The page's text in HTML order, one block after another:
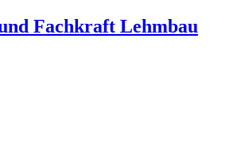
Fachkraft Lehmbau